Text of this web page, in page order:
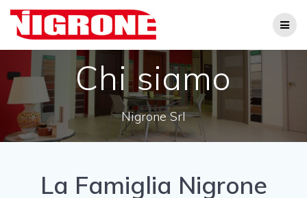
al
contenuto
Chi siamo
Nigrone Srl
La Famiglia Nigrone